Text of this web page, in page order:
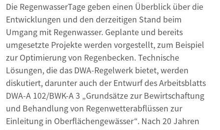
Die RegenwasserTage geben einen Überblick über die
Entwicklungen und den derzeitigen Stand beim
Umgang mit Regenwasser. Geplante und bereits
umgesetzte Projekte werden vorgestellt, zum Beispiel
zur Optimierung von Regenbecken. Technische
Lösungen, die das DWA-Regelwerk bietet, werden
diskutiert, darunter auch der Entwurf des Arbeitsblatts
DWA-A 102/BWK-A 3 „Grundsätze zur Bewirtschaftung
und Behandlung von Regenwetterabflüssen zur
Einleitung in Oberflächengewässer“. Nach 20 Jahren